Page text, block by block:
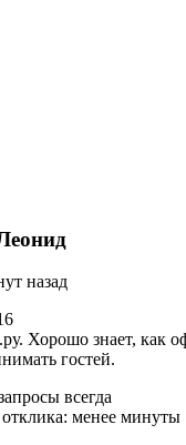
назад
Хорошо знает, как
гостей.
всегда
отклика: менее минуты